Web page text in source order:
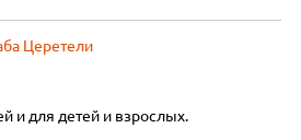
Церетели
и для детей и взрослых.